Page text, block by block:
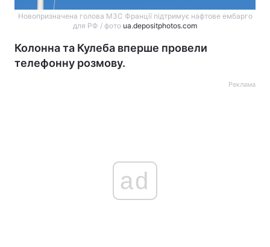
Новопризначена голова МЗС Франції підтримує нафтове ембарго
для РФ / фото ua.depositphotos.com
Колонна та Кулеба вперше провели
телефонну розмову.
Реклама
ad